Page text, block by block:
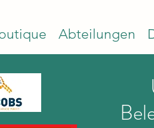
Abteilungen